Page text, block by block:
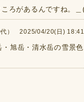
ろがあるんですね。
代） 2025/04/20(日) 18:41
旭岳・清水岳の雪景